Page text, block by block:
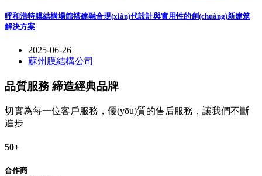
呼和浩特膜結構場館搭建融合現(xiàn)代設計與實用性的創(chuàng)新建筑
解決方案
2025-06-26
蘇州膜結構公司
品質服務 締造經典品牌
切實為每一位客戶服務，優(yōu)質的售后服務，讓我們不斷
進步
50+
合作商